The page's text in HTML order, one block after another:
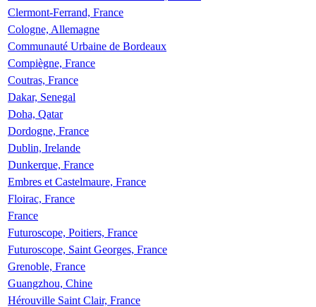
Clermont-Ferrand, France
Cologne, Allemagne
Communauté Urbaine de Bordeaux
Compiègne, France
Coutras, France
Dakar, Senegal
Doha, Qatar
Dordogne, France
Dublin, Irelande
Dunkerque, France
Embres et Castelmaure, France
Floirac, France
France
Futuroscope, Poitiers, France
Futuroscope, Saint Georges, France
Grenoble, France
Guangzhou, Chine
Hérouville Saint Clair, France